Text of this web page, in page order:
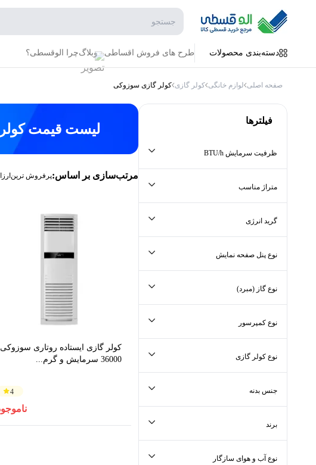
جستجو در فروشگاه
دسته‌بندی محصولات طرح های فروش اقساطی وبلاگچرا الوقسطی؟
صفحه اصلی لوازم خانگی کولر گازی کولر گازی سوزوکی
فیلترها
ظرفیت سرمایش BTU/h
متراژ مناسب
گرید انرژی
نوع پنل صفحه نمایش
نوع گاز (مبرد)
نوع کمپرسور
نوع کولر گازی
جنس بدنه
برند
نوع آب و هوای سازگار
لیست قیمت
مرتب‌سازی بر اساس:پرفروش ترین
کولر گازی ایستاده روتاری سوزوکی
36000 سرمایش و گرم...
4